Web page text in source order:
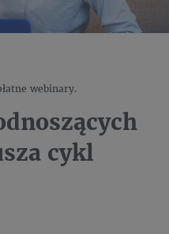
webinary.
cykl